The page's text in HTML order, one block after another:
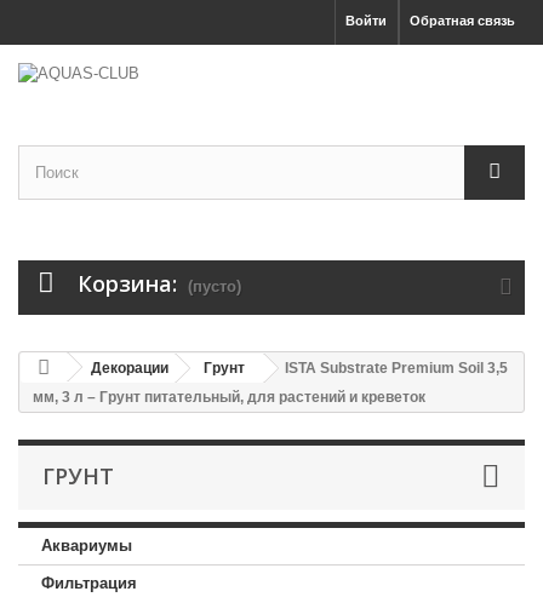
Обратная связь
Войти
Корзина: (пусто)
Декорации Грунт
ISTA Substrate Premium Soil 3,5
мм, 3 л – Грунт питательный, для растений и креветок
ГРУНТ
Аквариумы
Фильтрация